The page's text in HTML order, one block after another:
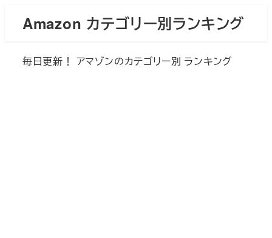
Amazon カテゴリー別ランキング
毎日更新！ アマゾンのカテゴリー別 ランキング